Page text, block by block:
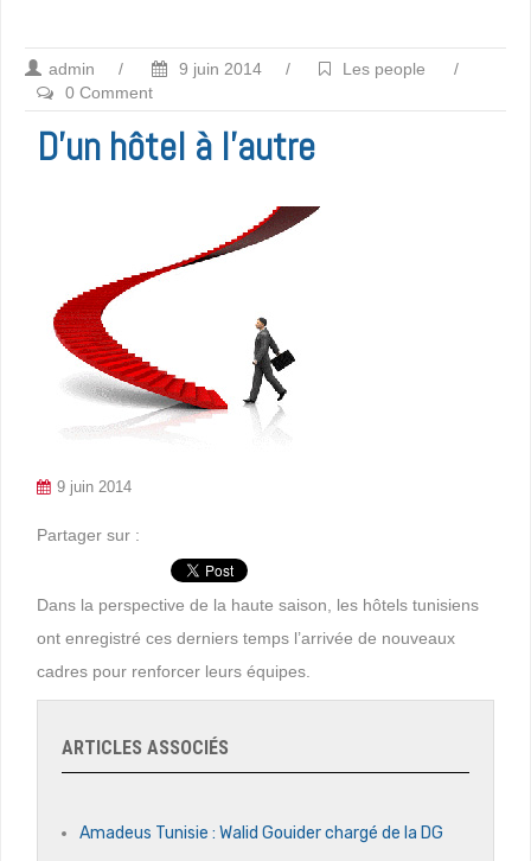
admin / 9 juin 2014 / Les people
/
0 Comment
D’un hôtel à l’autre
9 juin 2014
Partager sur :
Dans la perspective de la haute saison, les hôtels tunisiens
ont enregistré ces derniers temps l’arrivée de nouveaux
cadres pour renforcer leurs équipes.
ARTICLES ASSOCIÉS
Amadeus Tunisie : Walid Gouider chargé de la DG